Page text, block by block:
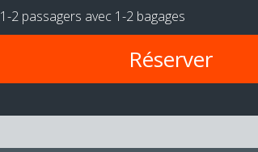
1-2 passagers avec 1-2 bagages